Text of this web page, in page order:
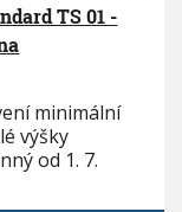
TS 01 -
minimální
výšky
od 1. 7.